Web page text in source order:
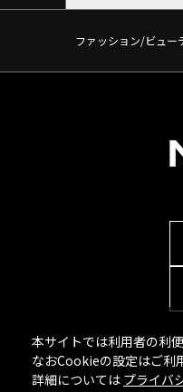
ファッション/ビュー
本サイトでは利用者の利
なおCookieの設定はご利
詳細については プライバ